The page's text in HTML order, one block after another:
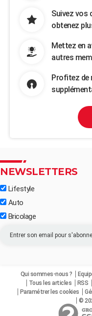
Suivez vos
obtenez
Mettez en
autres
Profitez de
NEWSLETTERS
Lifestyle
Auto
Bricolage
Qui sommes-nous ?
Tous les articles
RSS
Paramétrer les cookies
©